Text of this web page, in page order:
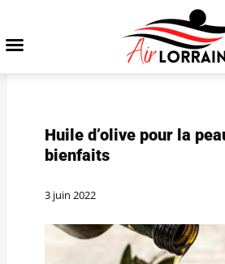
Huile d’olive pour la
bienfaits
3 juin 2022